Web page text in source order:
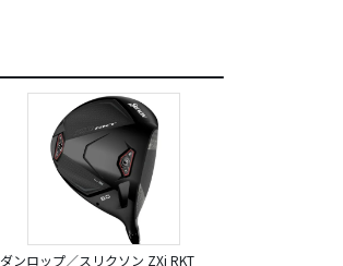
ダンロップ／スリクソン ZXi RKT